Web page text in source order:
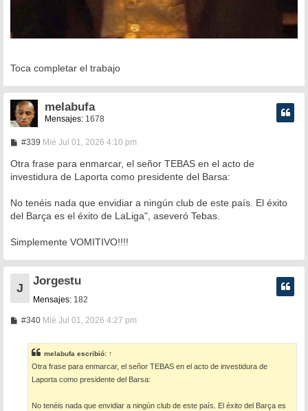
Toca completar el trabajo
melabufa
Mensajes: 1678
#339M
n
a
e
Mié Jul 01, 2026 4:10 pm
Otra frase para enmarcar, el señor TEBAS en el acto de
investidura de Laporta como presidente del Barsa:
No tenéis nada que envidiar a ningún club de este país. El éxito
del Barça es el éxito de LaLiga", aseveró Tebas.
Simplemente VOMITIVO!!!!
J
Jorgestu
Mensajes: 182
#340M
s
a
j
e
Mié Jul 01, 2026 4:27 pm
melabufa escribió: ↑
Otra frase para enmarcar, el señor TEBAS en el acto de investidura de
Laporta como presidente del Barsa:
No tenéis nada que envidiar a ningún club de este país. El éxito del Barça es